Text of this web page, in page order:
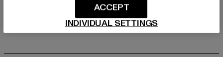
INDIVIDUAL SETTINGS
ACCEPT